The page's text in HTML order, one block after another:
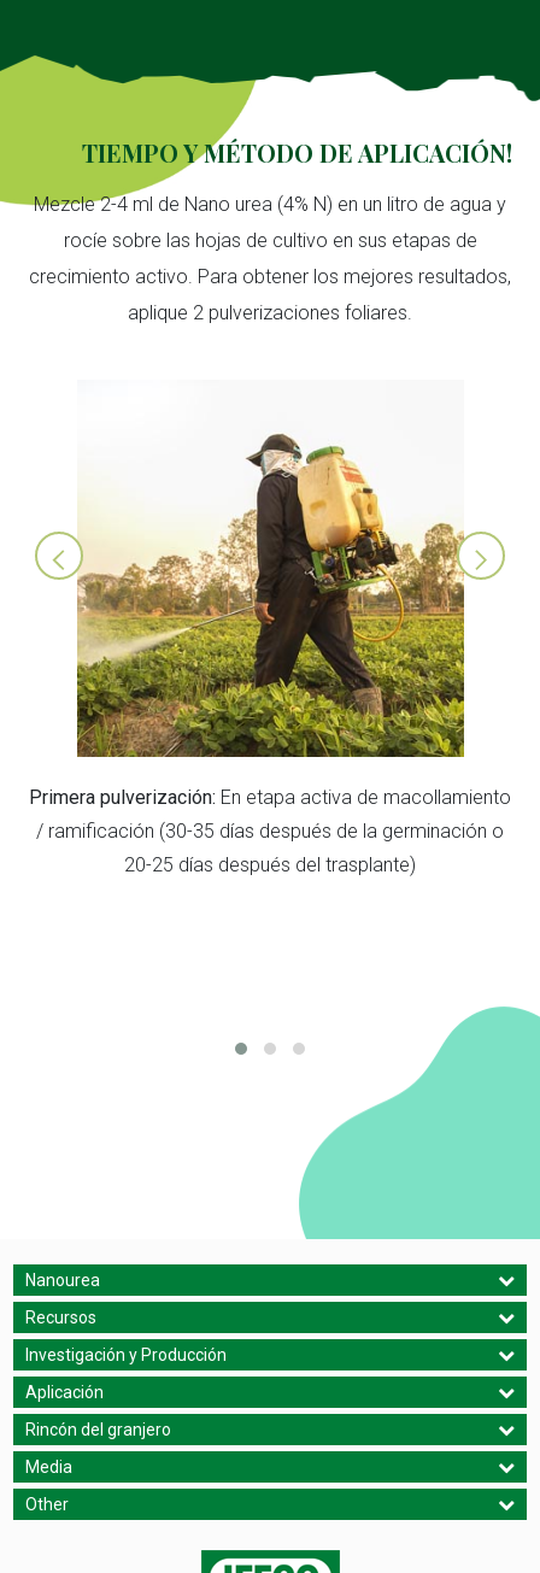
TIEMPO Y MÉTODO DE APLICACIÓN!
Mezcle 2-4 ml de Nano urea (4% N) en un litro de agua y
rocíe sobre las hojas de cultivo en sus etapas de
crecimiento activo. Para obtener los mejores resultados,
aplique 2 pulverizaciones foliares.
Primera pulverización: En etapa activa de macollamiento
/ ramificación (30-35 días después de la germinación o
20-25 días después del trasplante)
Nanourea
Recursos
Investigación y Producción
Aplicación
Rincón del granjero
Media
Other